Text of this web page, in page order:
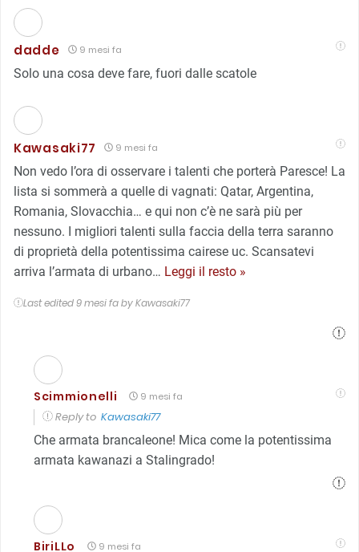
dadde 9 mesi fa
Solo una cosa deve fare, fuori dalle scatole
Kawasaki77 9 mesi fa
Non vedo l’ora di osservare i talenti che porterà Paresce! La
lista si sommerà a quelle di vagnati: Qatar, Argentina,
Romania, Slovacchia… e qui non c’è ne sarà più per
nessuno. I migliori talenti sulla faccia della terra saranno
di proprietà della potentissima cairese uc. Scansatevi
arriva l’armata di urbano… Leggi il resto »
Last edited 9 mesi fa by Kawasaki77
Scimmionelli 9 mesi fa
Reply to Kawasaki77
Che armata brancaleone! Mica come la potentissima
armata kawanazi a Stalingrado!
BiriLLo 9 mesi fa